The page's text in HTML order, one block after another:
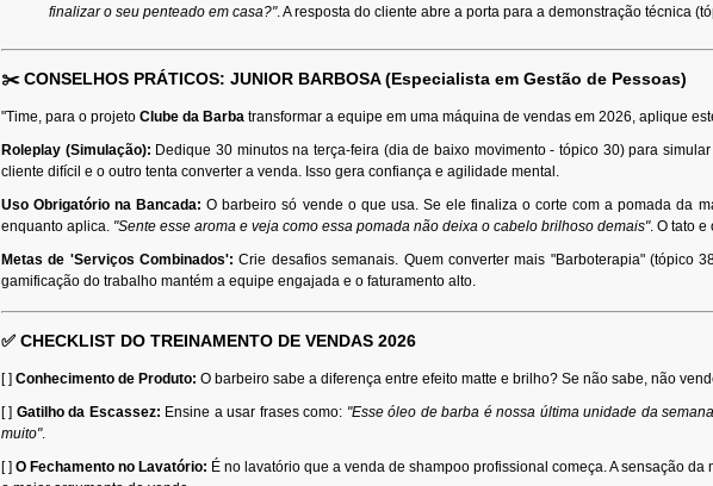
finalizar o seu penteado em casa?". A resposta do cliente abre a porta para a demonstração técnica
✂️ CONSELHOS PRÁTICOS: JUNIOR BARBOSA (Especialista em Gestão de Pessoas)
"Time, para o projeto Clube da Barba transformar a equipe em uma máquina de vendas em 2026, aplique
Roleplay (Simulação): Dedique 30 minutos na terça-feira (dia de baixo movimento - tópico 30) para
cliente difícil e o outro tenta converter a venda. Isso gera confiança e agilidade mental.
Uso Obrigatório na Bancada: O barbeiro só vende o que usa. Se ele finaliza o corte com a pomada da
enquanto aplica. "Sente esse aroma e veja como essa pomada não deixa o cabelo brilhoso demais". O tato e
Metas de 'Serviços Combinados': Crie desafios semanais. Quem converter mais "Barboterapia" (tópico
gamificação do trabalho mantém a equipe engajada e o faturamento alto.
✅ CHECKLIST DO TREINAMENTO DE VENDAS 2026
[ ] Conhecimento de Produto: O barbeiro sabe a diferença entre efeito matte e brilho? Se não sabe, não
[ ] Gatilho da Escassez: Ensine a usar frases como: "Esse óleo de barba é nossa última unidade da
muito".
[ ] O Fechamento no Lavatório: É no lavatório que a venda de shampoo profissional começa. A sensação